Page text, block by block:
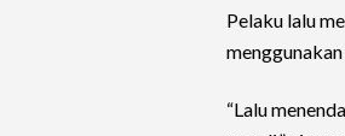
Pelaku lalu
“Lalu